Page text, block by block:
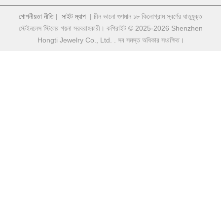
গোপনীয়তা নীতি| সাইট ম্যাপ | চীন ভালো গুণমান ১৮ কিলোগ্রাম স্বর্ণের ধাতুযুক্ত
স্টেইনলেস স্টিলের গয়না সরবরাহকারী। কপিরাইট © 2025-2026 Shenzhen
Hongti Jewelry Co., Ltd. . সব সমস্ত অধিকার সংরক্ষিত।